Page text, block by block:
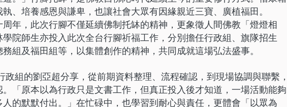
、培養感恩與謙卑，也讓社會大眾有因緣親近三寶、廣植福田。
年，此次行腳不僅延續佛制托缽的精神，更象徵人間佛教「燈燈相
院師生亦投入此次全台行腳祈福工作，分別擔任行政組、旗隊招生
組及福田組等，以集體創作的精神，共同成就這場弘法盛事。
政組的劉亞超分享，從前期資料整理、流程確認，到現場協調與聯繫，
「原本以為行政只是文書工作，但真正投入後才知道，一場活動能夠
的默默付出。」在忙碌中，也學習到耐心與責任，更體會「以眾為